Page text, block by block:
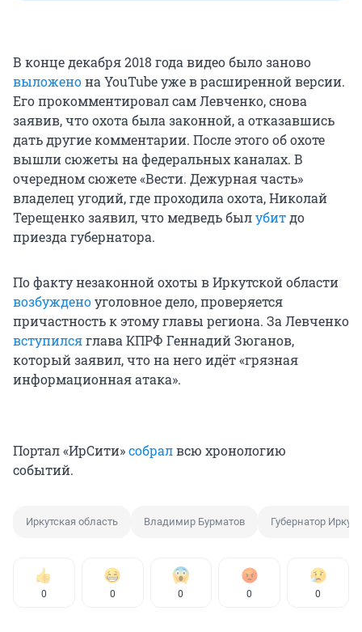
В конце декабря 2018 года видео было заново
выложенона YouTube уже в расширенной версии.
Его прокомментировал сам Левченко, снова
заявив, что охота была законной, а отказавшись
дать другие комментарии. После этого об охоте
вышли сюжеты на федеральных каналах. В
очередном сюжете «Вести. Дежурная часть»
владелец угодий, где проходила охота, Николай
Терещенко заявил, что медведь былубитдо
приезда губернатора.
По факту незаконной охоты в Иркутской области
возбужденоуголовное дело, проверяется
причастность к этому главы региона. За Левченко
вступилсяглава КПРФ Геннадий Зюганов,
который заявил, что на него идёт «грязная
информационная атака».
Портал «ИрСити»собралвсю хронологию
событий.
Иркутская область Владимир Бурматов Губернатор
0 0 0 0 0